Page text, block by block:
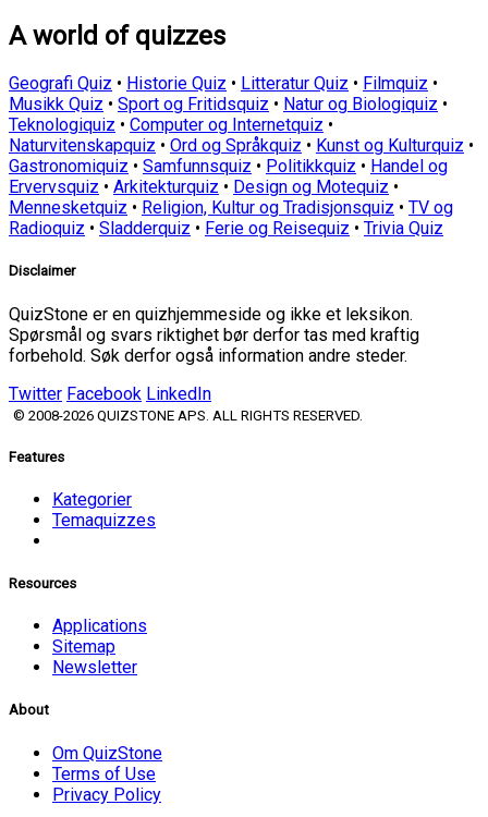
A world of quizzes
Geografi Quiz • Historie Quiz • Litteratur Quiz • Filmquiz •
Musikk Quiz • Sport og Fritidsquiz • Natur og Biologiquiz •
Teknologiquiz • Computer og Internetquiz •
Naturvitenskapquiz • Ord og Språkquiz • Kunst og Kulturquiz •
Gastronomiquiz • Samfunnsquiz • Politikkquiz • Handel og
Ervervsquiz • Arkitekturquiz • Design og Motequiz •
Mennesketquiz • Religion, Kultur og Tradisjonsquiz • TV og
Radioquiz • Sladderquiz • Ferie og Reisequiz • Trivia Quiz
Disclaimer
QuizStone er en quizhjemmeside og ikke et leksikon.
Spørsmål og svars riktighet bør derfor tas med kraftig
forbehold. Søk derfor også information andre steder.
Twitter Facebook LinkedIn
© 2008-2026 QUIZSTONE APS. ALL RIGHTS RESERVED.
Features
Kategorier
Temaquizzes
Resources
Applications
Sitemap
Newsletter
About
Om QuizStone
Terms of Use
Privacy Policy